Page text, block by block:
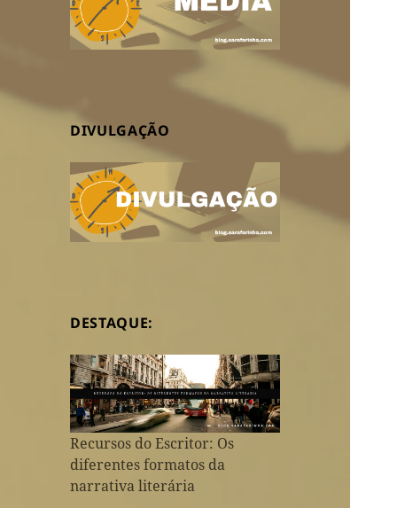
DIVULGAÇÃO
DESTAQUE:
Recursos do Escritor: Os
diferentes formatos da
narrativa literária